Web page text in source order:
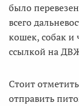
было
всего
кошек, собак и
ссылкой на
Стоит
отправить